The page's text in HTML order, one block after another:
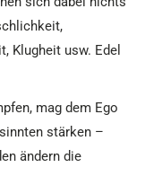
Klugheit usw. Edel
mag dem Ego
stärken –
ändern die